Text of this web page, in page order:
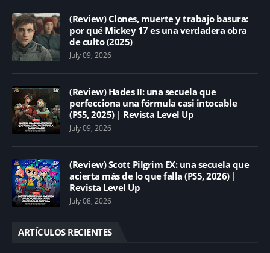
(Review) Clones, muerte y trabajo basura:
por qué Mickey 17 es una verdadera obra
de culto (2025)
July 09, 2026
(Review) Hades II: una secuela que
perfecciona una fórmula casi intocable
(PS5, 2025) | Revista Level Up
July 09, 2026
(Review) Scott Pilgrim EX: una secuela que
acierta más de lo que falla (PS5, 2026) |
Revista Level Up
July 08, 2026
ARTÍCULOS RECIENTES